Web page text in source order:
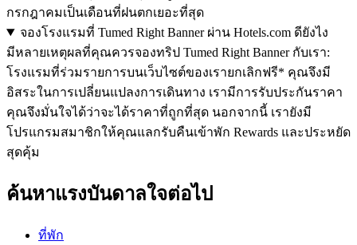
กรกฎาคมเป็นเดือนที่ฝนตกเยอะที่สุด
จองโรงแรมที่ Tumed Right Banner ผ่าน Hotels.com ดียังไง
มีหลายเหตุผลที่คุณควรจองทริป Tumed Right Banner กับเรา:
โรงแรมที่ร่วมรายการบนเว็บไซต์ของเรายกเลิกฟรี* คุณจึงมี
อิสระในการเปลี่ยนแปลงการเดินทาง เรามีการรับประกันราคา
คุณจึงมั่นใจได้ว่าจะได้ราคาที่ถูกที่สุด นอกจากนี้ เรายังมี
โปรแกรมสมาชิกให้คุณแลกรับคืนเข้าพัก Rewards และประหยัด
สุดคุ้ม
ค้นหาแรงบันดาลใจต่อไป
ที่พัก